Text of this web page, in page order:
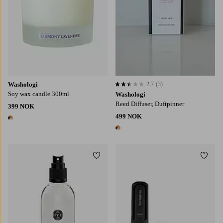
Washologi
Soy wax candle 300ml
399 NOK
1 farge
Washologi
Reed Diffuser, Duftpinner
499 NOK
1 farge
2,7 basert på 3 karaktergivninger
2,7 (3)
Legg til favoritter